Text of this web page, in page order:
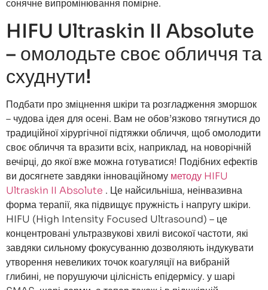
сонячне випромінювання помірне.
HIFU Ultraskin II Absolute
– омолодьте своє обличчя та
схуднути!
Подбати про зміцнення шкіри та розгладження зморшок
– чудова ідея для осені. Вам не обов’язково тягнутися до
традиційної хірургічної підтяжки обличчя, щоб омолодити
своє обличчя та вразити всіх, наприклад, на новорічній
вечірці, до якої вже можна готуватися! Подібних ефектів
ви досягнете завдяки інноваційному методу HIFU
Ultraskin II Absolute . Це найсильніша, неінвазивна
форма терапії, яка підвищує пружність і напругу шкіри.
HIFU (High Intensity Focused Ultrasound) – це
концентровані ультразвукові хвилі високої частоти, які
завдяки сильному фокусуванню дозволяють індукувати
утворення невеликих точок коагуляції на вибраній
глибині, не порушуючи цілісність епідермісу. у шарі